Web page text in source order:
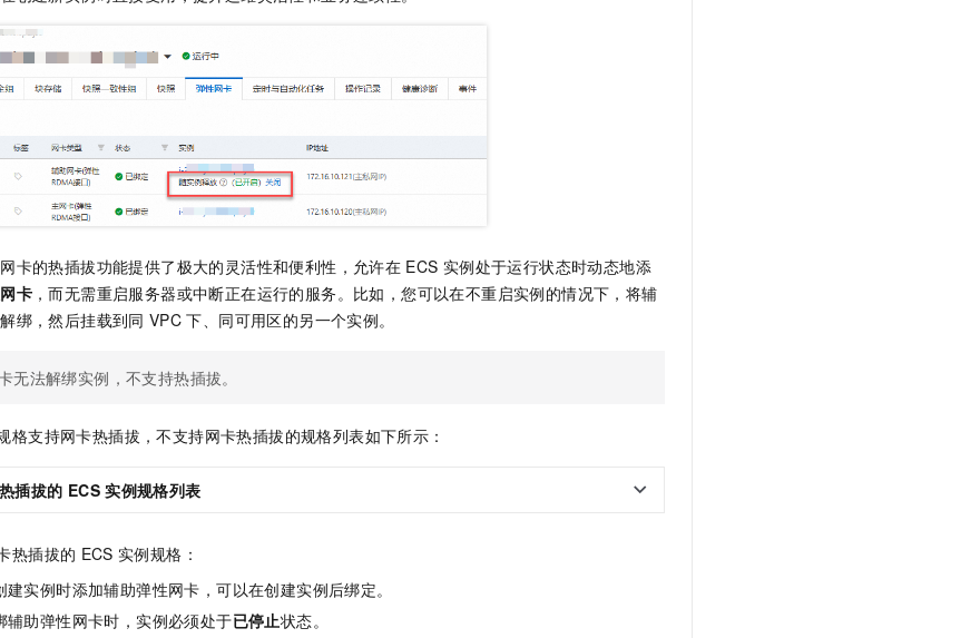
网卡的热插拔功能提供了极大的灵活性和便利性，允许在 ECS 实例处于运行状态时动态地添
卡 ，而无需重启服务器或中断正在运行的服务。比如，您可以在不重启实例的情况下，将辅
绑，然后挂载到同 VPC 下、同可用区的另一个实例。
无法解绑实例，不支持热插拔。
格支持网卡热插拔，不支持网卡热插拔的规格列表如下所示：
插拔的 ECS 实例规格列表
热插拔的 ECS 实例规格：
建实例时添加辅助弹性网卡，可以在创建实例后绑定。
辅助弹性网卡时，实例必须处于已停止状态。